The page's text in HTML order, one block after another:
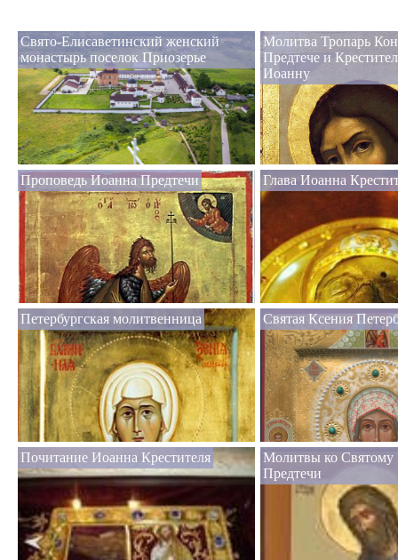
Свято-Елисаветинский женский
монастырь поселок Приозерье
Молитва Тропарь
Предтече и
Иоанну
Проповедь Иоанна Предтечи Глава Иоанна
Петербургская молитвенница Святая Ксения
Почитание Иоанна Крестителя
Молитвы ко Святому
Предтечи